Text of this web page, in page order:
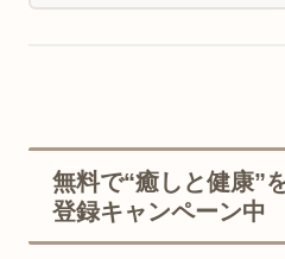
無料で“癒しと健康”
登録キャンペーン中